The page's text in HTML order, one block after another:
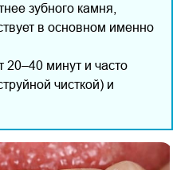
зубного камня,
в основном именно
минут и часто
чисткой) и